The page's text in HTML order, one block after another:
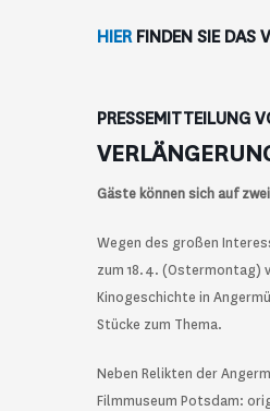
HIER FINDEN SIE DAS
PRESSEMITTEILUNG
Gäste können sich auf
Wegen des großen
zum 18.4. (Ostermontag)
Kinogeschichte in
Stücke zum Thema.
Neben Relikten der
Filmmuseum Potsdam: